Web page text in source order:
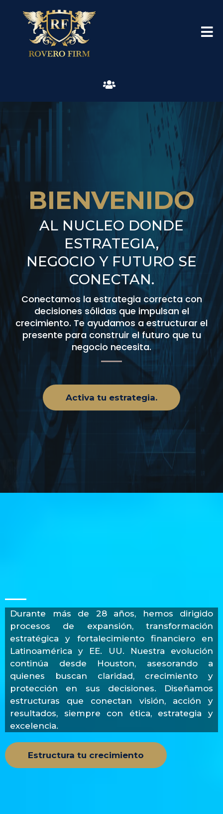
BIENVENIDO
AL NUCLEO DONDE
ESTRATEGIA,
NEGOCIO Y FUTURO SE
CONECTAN.
Conectamos la estrategia correcta con
decisiones sólidas que impulsan el
crecimiento. Te ayudamos a estructurar el
presente para construir el futuro que tu
negocio necesita.
Activa tu estrategia.
Durante más de 28 años, hemos dirigido
procesos de expansión, transformación
estratégica y fortalecimiento financiero en
Latinoamérica y EE. UU. Nuestra evolución
continúa desde Houston, asesorando a
quienes buscan claridad, crecimiento y
protección en sus decisiones. Diseñamos
estructuras que conectan visión, acción y
resultados, siempre con ética, estrategia y
excelencia.
Estructura tu crecimiento